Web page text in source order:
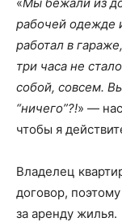
рабочей одежде
работал в
три часа не
собой, совсем.
“ничего”?!» —
чтобы я
Владелец
договор,
за аренду жилья.